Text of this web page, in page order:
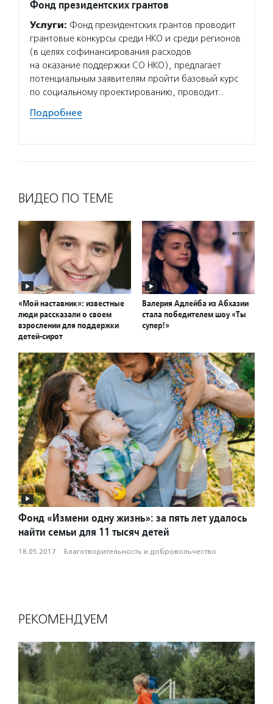
Фонд президентских грантов
Услуги: Фонд президентских грантов проводит
грантовые конкурсы среди НКО и среди регионов
(в целях софинансирования расходов
на оказание поддержки СО НКО), предлагает
потенциальным заявителям пройти базовый курс
по социальному проектированию, проводит…
Подробнее
ВИДЕО ПО ТЕМЕ
«Мой наставник»: известные
люди рассказали о своем
взрослении для поддержки
детей-сирот
Валерия Адлейба из Абхазии
стала победителем шоу «Ты
супер!»
Фонд «Измени одну жизнь»: за пять лет удалось
найти семьи для 11 тысяч детей
18.05.2017 · Благотвори­тель­ность и доброволь­чест­во
РЕКОМЕНДУЕМ